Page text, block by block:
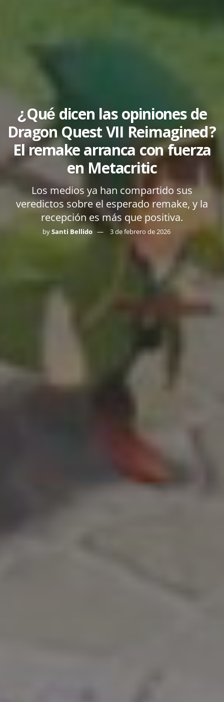
¿Qué dicen las opiniones de
Dragon Quest VII Reimagined?
El remake arranca con fuerza
en Metacritic
Los medios ya han compartido sus
veredictos sobre el esperado remake, y la
recepción es más que positiva.
bySanti Bellido 3 de febrero de 2026